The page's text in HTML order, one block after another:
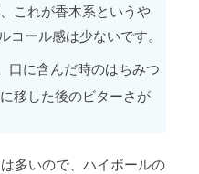
これが香木系というや
ール感は少ないです。
口に含んだ時のはちみつ
移した後のビターさが
多いので、ハイボールの